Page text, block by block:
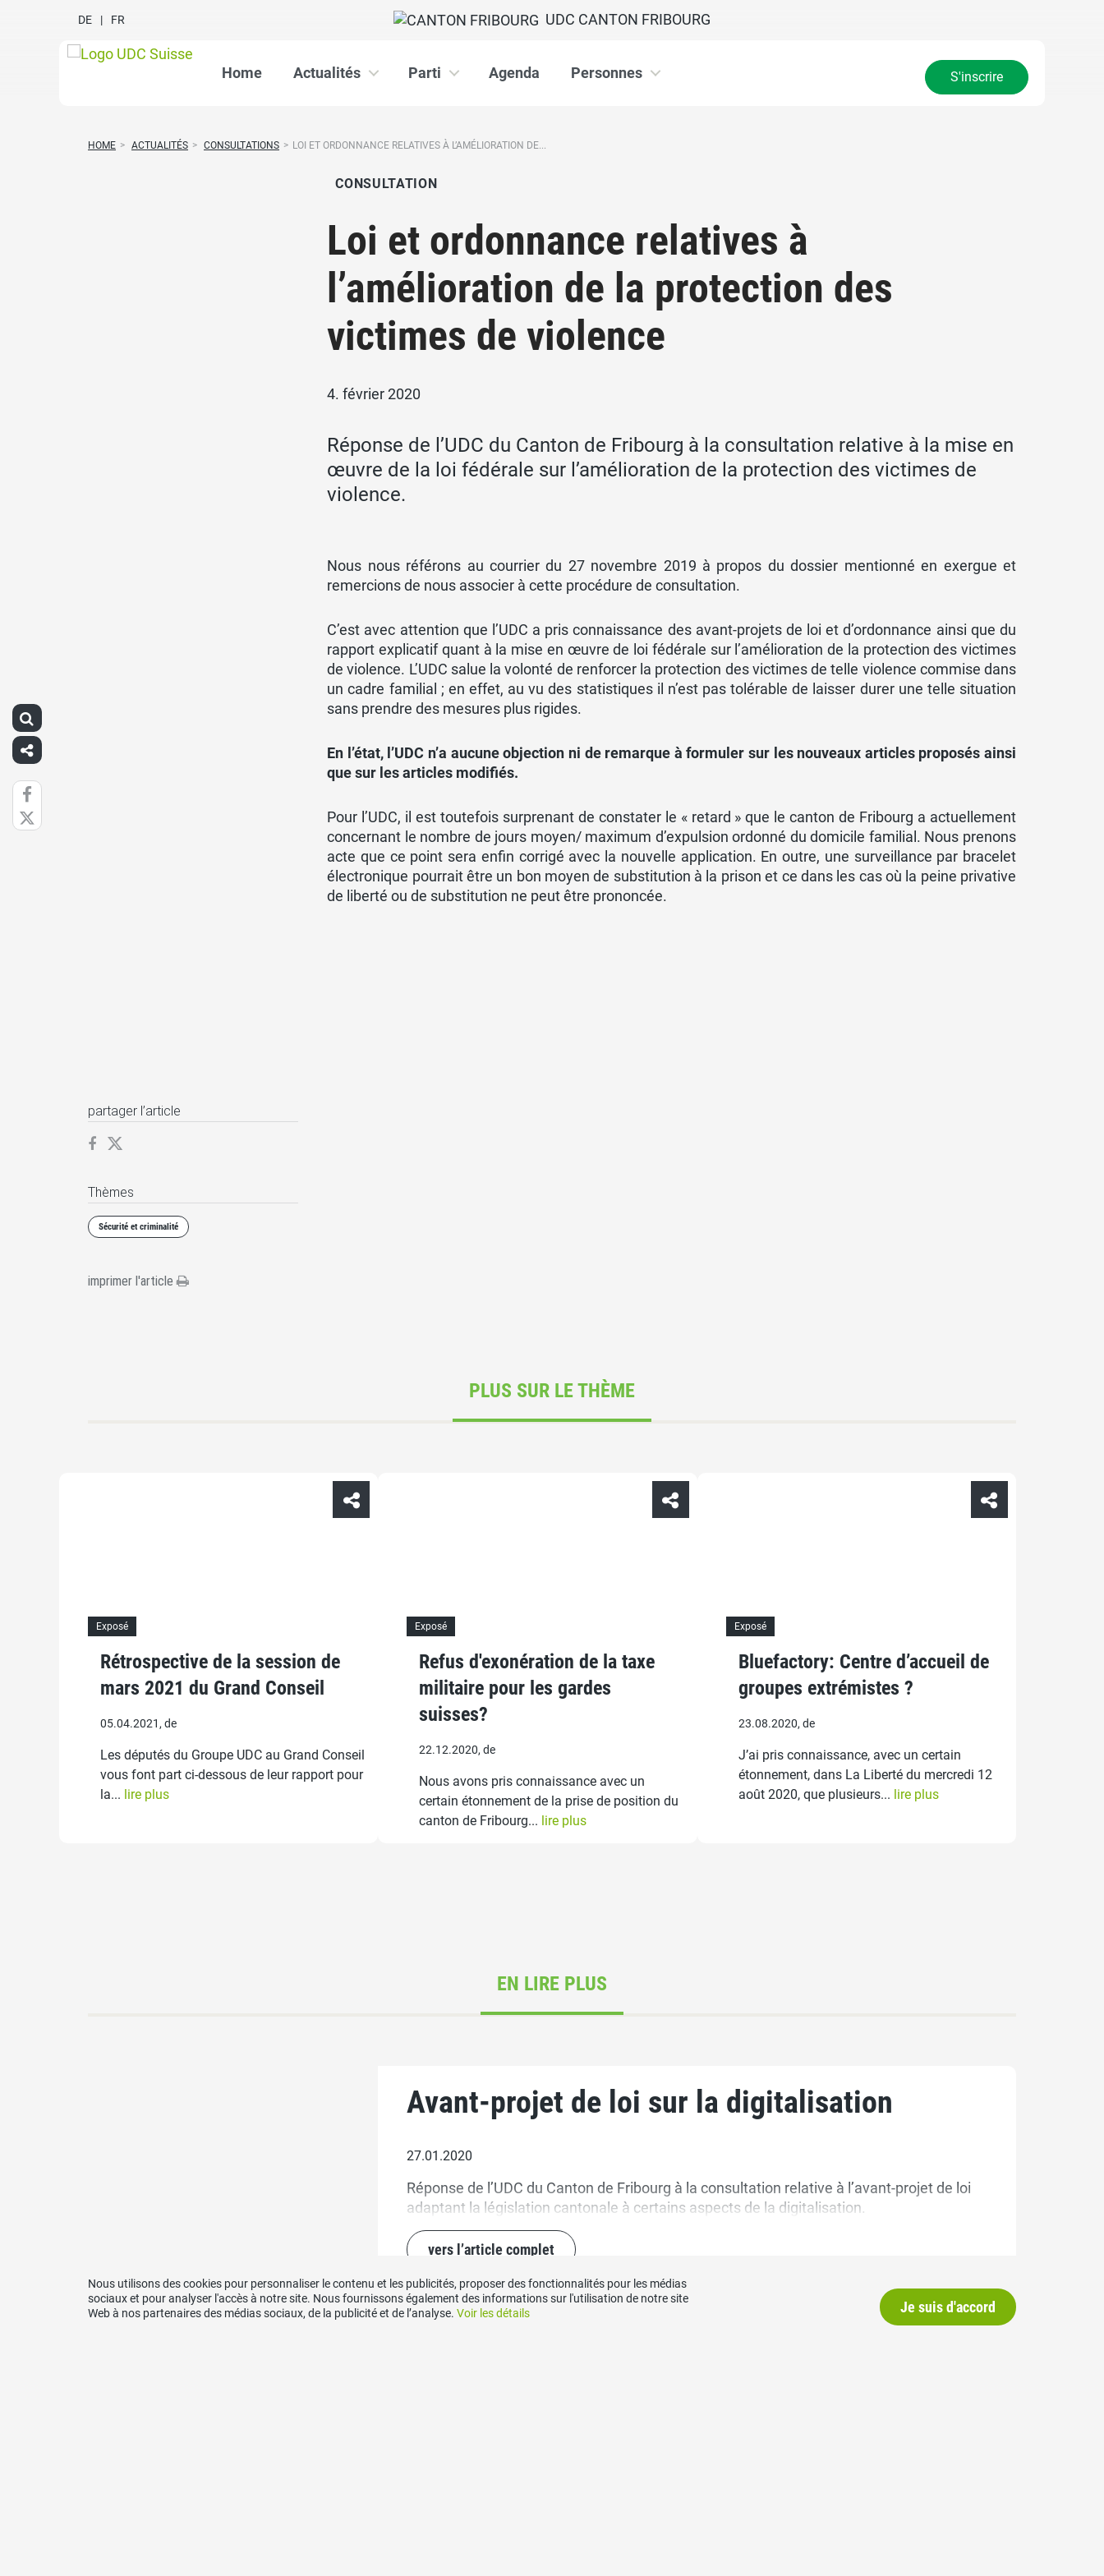
DE FR UDC CANTON FRIBOURG
Home Actualités Parti Agenda Personnes S'inscrire
HOME > ACTUALITÉS > CONSULTATIONS > LOI ET ORDONNANCE RELATIVES À L’AMÉLIORATION DE...
CONSULTATION
Loi et ordonnance relatives à
l’amélioration de la protection des
victimes de violence
4. février 2020
Réponse de l’UDC du Canton de Fribourg à la consultation relative à la mise en
œuvre de la loi fédérale sur l’amélioration de la protection des victimes de
violence.
Nous nous référons au courrier du 27 novembre 2019 à propos du dossier mentionné en exergue et
remercions de nous associer à cette procédure de consultation.
C’est avec attention que l’UDC a pris connaissance des avant-projets de loi et d’ordonnance ainsi que du
rapport explicatif quant à la mise en œuvre de loi fédérale sur l’amélioration de la protection des victimes
de violence. L’UDC salue la volonté de renforcer la protection des victimes de telle violence commise dans
un cadre familial ; en effet, au vu des statistiques il n’est pas tolérable de laisser durer une telle situation
sans prendre des mesures plus rigides.
En l’état, l’UDC n’a aucune objection ni de remarque à formuler sur les nouveaux articles proposés ainsi
que sur les articles modifiés.
Pour l’UDC, il est toutefois surprenant de constater le « retard » que le canton de Fribourg a actuellement
concernant le nombre de jours moyen/ maximum d’expulsion ordonné du domicile familial. Nous prenons
acte que ce point sera enfin corrigé avec la nouvelle application. En outre, une surveillance par bracelet
électronique pourrait être un bon moyen de substitution à la prison et ce dans les cas où la peine privative
de liberté ou de substitution ne peut être prononcée.
partager l’article
Thèmes
Sécurité et criminalité
imprimer l'article
PLUS SUR LE THÈME
Exposé
Rétrospective de la session de
mars 2021 du Grand Conseil
05.04.2021, de
Les députés du Groupe UDC au Grand Conseil
vous font part ci-dessous de leur rapport pour
la... lire plus
Exposé
Refus d'exonération de la taxe
militaire pour les gardes
suisses?
22.12.2020, de
Nous avons pris connaissance avec un
certain étonnement de la prise de position du
canton de Fribourg... lire plus
Exposé
Bluefactory: Centre d’accueil de
groupes extrémistes ?
23.08.2020, de
J’ai pris connaissance, avec un certain
étonnement, dans La Liberté du mercredi 12
août 2020, que plusieurs... lire plus
EN LIRE PLUS
Avant-projet de loi sur la digitalisation
27.01.2020
Réponse de l’UDC du Canton de Fribourg à la consultation relative à l’avant-projet de loi
adaptant la législation cantonale à certains aspects de la digitalisation.
vers l’article complet
Nous utilisons des cookies pour personnaliser le contenu et les publicités, proposer des fonctionnalités pour les médias
sociaux et pour analyser l'accès à notre site. Nous fournissons également des informations sur l'utilisation de notre site
Web à nos partenaires des médias sociaux, de la publicité et de l’analyse. Voir les détails Je suis d'accord